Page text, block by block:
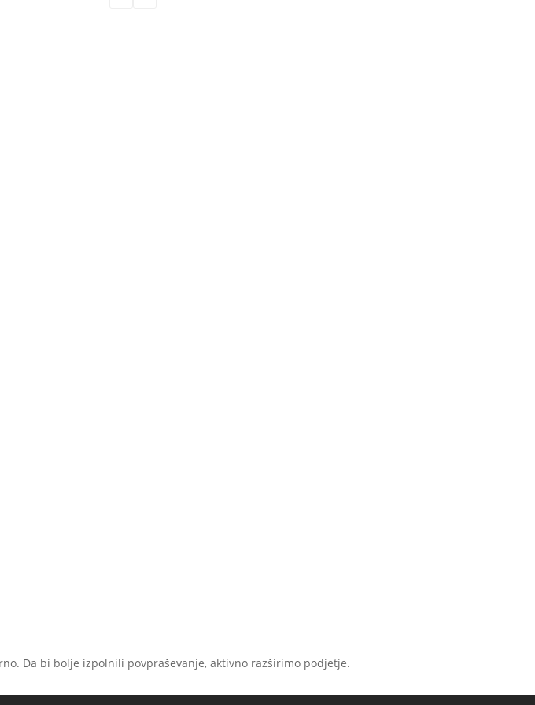
Da bi bolje izpolnili povpraševanje, aktivno razširimo podjetje.